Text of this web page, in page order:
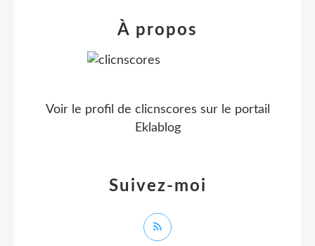
Suivez-moi
À propos
Voir le profil de clicnscores sur le portail
Eklablog